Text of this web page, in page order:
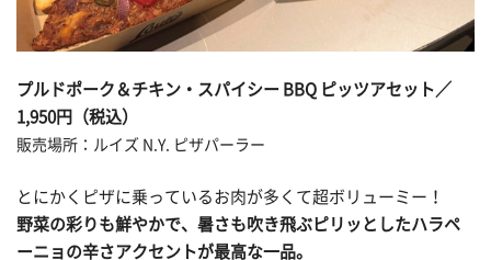
プルドポーク＆チキン・スパイシー BBQ ピッツアセット／
1,950円（税込）
販売場所： ルイズ N.Y. ピザパーラー
とにかくピザに乗っているお肉が多くて超ボリューミー！
野菜の彩りも鮮やかで、暑さも吹き飛ぶピリッとしたハラペ
ーニョの辛さアクセントが最高な一品。